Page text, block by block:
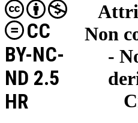
Non
-
CC
BY-NC-
ND 2.5
HR